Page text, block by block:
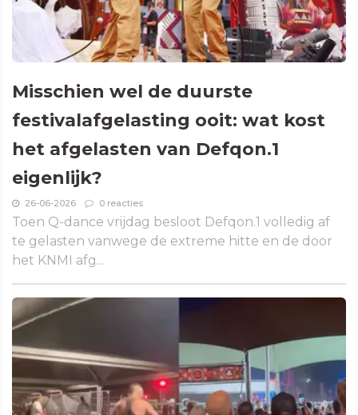
Misschien wel de duurste
festivalafgelasting ooit: wat kost
het afgelasten van Defqon.1
eigenlijk?
26-06-2026 0 reacties
Toen Q-dance vrijdag besloot Defqon.1 volledig af
te gelasten vanwege de extreme hitte en de door
het KNMI afg...